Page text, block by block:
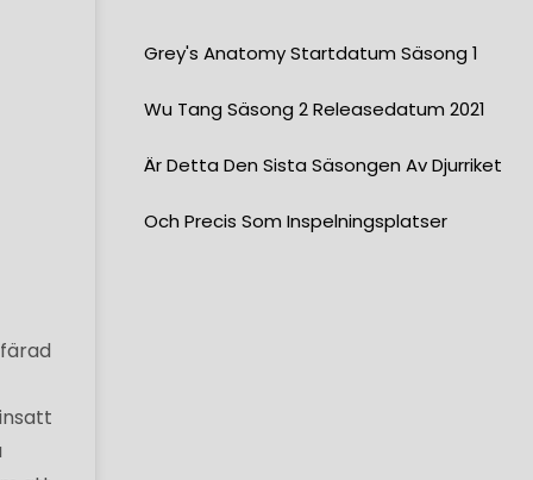
Grey's Anatomy Startdatum Säsong 1
Wu Tang Säsong 2 Releasedatum 2021
Är Detta Den Sista Säsongen Av Djurriket
Och Precis Som Inspelningsplatser